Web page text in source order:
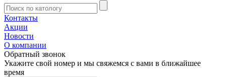
Контакты
Акции
Новости
О компании
Обратный звонок
Укажите свой номер и мы свяжемся с вами в ближайшее
время